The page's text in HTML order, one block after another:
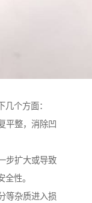
个方面：
平整，消除凹
步扩大或导致
性。
等杂质进入损